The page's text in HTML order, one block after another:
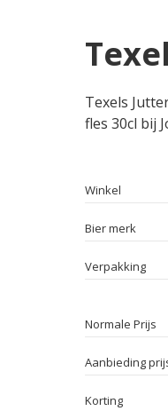
Texels
fles 30cl bij
Winkel
Bier merk
Verpakking
Normale Prijs
Aanbieding
Korting